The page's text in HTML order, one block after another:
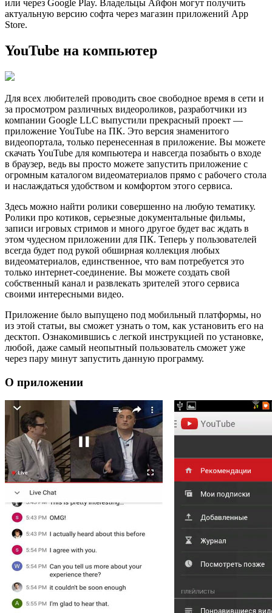
или через Google Play. Владельцы Айфон могут получить
актуальную версию софта через магазин приложений App
Store.
YouTube на компьютер
Для всех любителей проводить свое свободное время в сети и
за просмотром различных видеороликов, разработчики из
компании Google LLC выпустили прекрасный проект —
приложение YouTube на ПК. Это версия знаменитого
видеопортала, только перенесенная в приложение. Вы можете
скачать YouTube для компьютера и навсегда позабыть о входе
в браузер, ведь вы просто можете запустить приложение с
огромным каталогом видеоматериалов прямо с рабочего стола
и наслаждаться удобством и комфортом этого сервиса.
Здесь можно найти ролики совершенно на любую тематику.
Ролики про котиков, серьезные документальные фильмы,
записи игровых стримов и много другое будет вас ждать в
этом чудесном приложении для ПК. Теперь у пользователей
всегда будет под рукой обширная коллекция любых
видеоматериалов, единственное, что вам потребуется это
только интернет-соединение. Вы можете создать свой
собственный канал и развлекать зрителей этого сервиса
своими интересными видео.
Приложение было выпущено под мобильный платформы, но
из этой статьи, вы сможет узнать о том, как установить его на
десктоп. Ознакомившись с легкой инструкцией по установке,
любой, даже самый неопытный пользователь сможет уже
через пару минут запустить данную программу.
О приложении